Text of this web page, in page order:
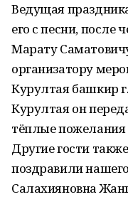
Ведущая
его с песни, после
Марату
организатору
Курултая башкир
Курултая он
тёплые
Другие гости
поздравили
Салахияновна